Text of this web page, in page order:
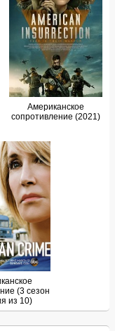
Американское
сопротивление (2021)
(3 сезон
из 10)